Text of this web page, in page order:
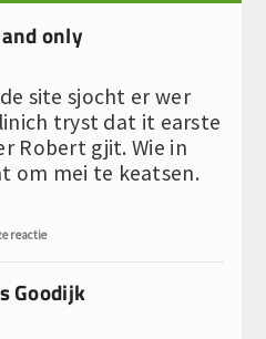
only
site sjocht er wer
tryst dat it earste
Robert gjit. Wie in
om mei te keatsen.
reactie
Goodijk